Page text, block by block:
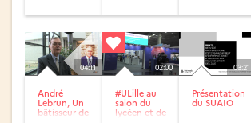
04:11
André
Lebrun, Un
bâtisseur de
02:00
#ULille au
salon du
lycéen et de
03:21
Présentation
du SUAIO